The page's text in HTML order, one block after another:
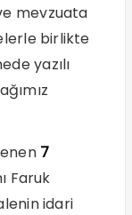
mevzuata
birlikte
yazılı
7
Faruk
idari